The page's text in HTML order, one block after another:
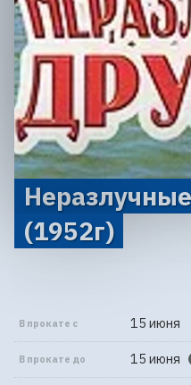
(1952г)
В прокате с 15 июня
В прокате до 15 июня